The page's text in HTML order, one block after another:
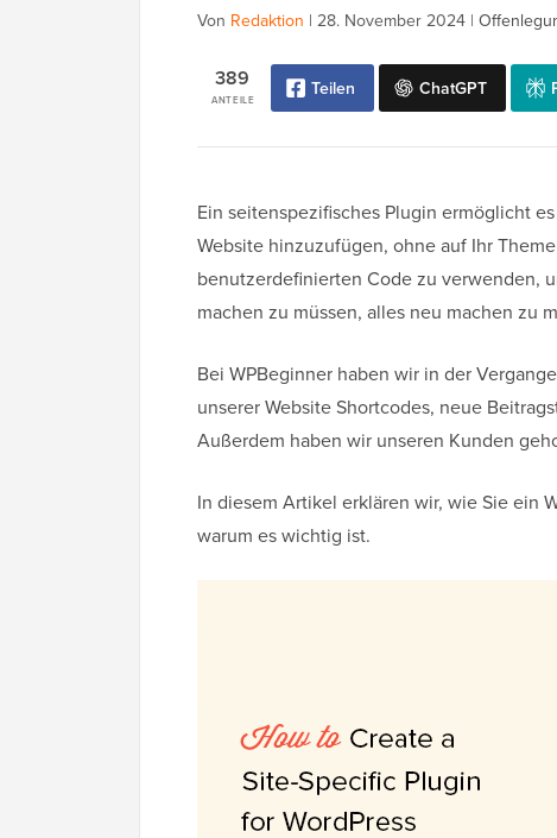
Von Redaktion | 28. November 2024 |
ANTEILE
389 Teilen ChatGPT
Ein seitenspezifisches Plugin ermöglicht
Website hinzuzufügen, ohne auf Ihr
benutzerdefinierten Code zu verwenden,
machen zu müssen, alles neu machen zu
Bei WPBeginner haben wir in der
unserer Website Shortcodes, neue
Außerdem haben wir unseren Kunden
In diesem Artikel erklären wir, wie Sie ein
warum es wichtig ist.